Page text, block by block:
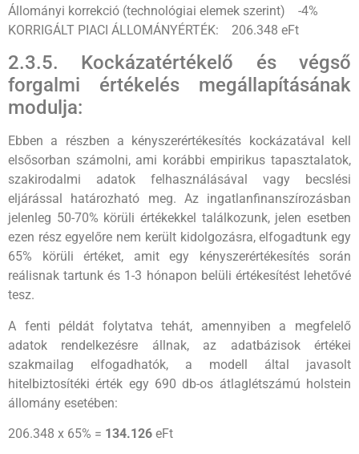
Állományi korrekció (technológiai elemek szerint) -4%
KORRIGÁLT PIACI ÁLLOMÁNYÉRTÉK: 206.348 eFt
2.3.5. Kockázatértékelő és végső
forgalmi értékelés megállapításának
modulja:
Ebben a részben a kényszerértékesítés kockázatával kell
elsősorban számolni, ami korábbi empirikus tapasztalatok,
szakirodalmi adatok felhasználásával vagy becslési
eljárással határozható meg. Az ingatlanfinanszírozásban
jelenleg 50-70% körüli értékekkel találkozunk, jelen esetben
ezen rész egyelőre nem került kidolgozásra, elfogadtunk egy
65% körüli értéket, amit egy kényszerértékesítés során
reálisnak tartunk és 1-3 hónapon belüli értékesítést lehetővé
tesz.
A fenti példát folytatva tehát, amennyiben a megfelelő
adatok rendelkezésre állnak, az adatbázisok értékei
szakmailag elfogadhatók, a modell által javasolt
hitelbiztosítéki érték egy 690 db-os átlaglétszámú holstein
állomány esetében:
206.348 x 65% = 134.126 eFt